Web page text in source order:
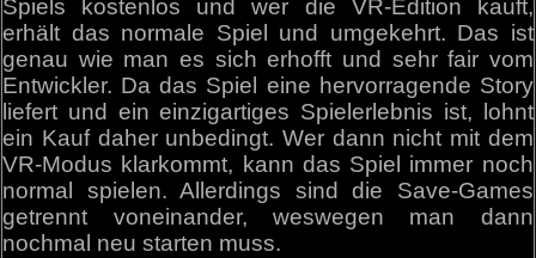
Spiels kostenlos und wer die VR-Edition kauft,
erhält das normale Spiel und umgekehrt. Das ist
genau wie man es sich erhofft und sehr fair vom
Entwickler. Da das Spiel eine hervorragende Story
liefert und ein einzigartiges Spielerlebnis ist, lohnt
ein Kauf daher unbedingt. Wer dann nicht mit dem
VR-Modus klarkommt, kann das Spiel immer noch
normal spielen. Allerdings sind die Save-Games
getrennt voneinander, weswegen man dann
nochmal neu starten muss.